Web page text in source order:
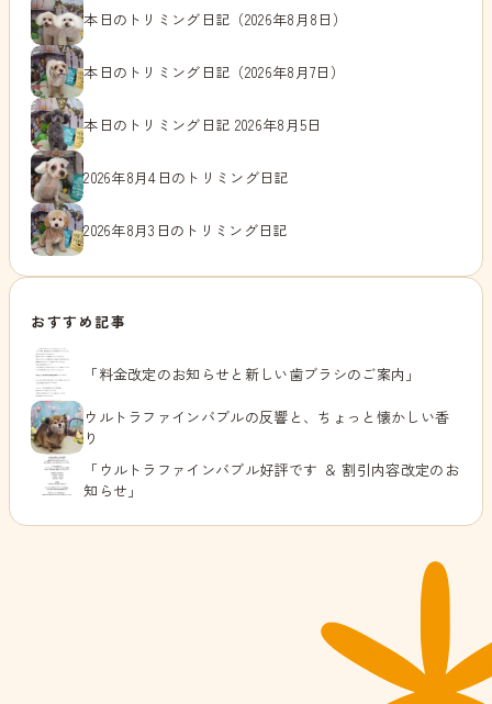
本日のトリミング日記（2026年8月8日）
本日のトリミング日記（2026年8月7日）
本日のトリミング日記 2026年8月5日
2026年8月4日のトリミング日記
2026年8月3日のトリミング日記
おすすめ記事
「料金改定のお知らせと新しい歯ブラシのご案内」
ウルトラファインバブルの反響と、ちょっと懐かしい香
り
「ウルトラファインバブル好評です ＆ 割引内容改定のお
知らせ」